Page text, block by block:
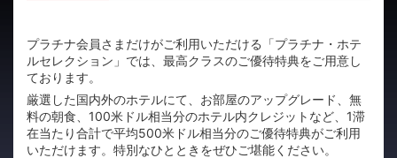
プラチナ会員さまだけがご利用いただける「プラチナ・ホテ
ルセレクション」では、最高クラスのご優待特典をご用意し
ております。
厳選した国内外のホテルにて、お部屋のアップグレード、無
料の朝食、100米ドル相当分のホテル内クレジットなど、1滞
在当たり合計で平均500米ドル相当分のご優待特典がご利用
いただけます。特別なひとときをぜひご堪能ください。